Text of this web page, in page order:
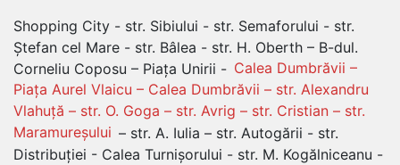
Shopping City - str. Sibiului - str. Semaforului - str.
Ștefan cel Mare - str. Bâlea - str. H. Oberth – B-dul.
Corneliu Coposu – Piața Unirii - Calea Dumbrăvii –
Piața Aurel Vlaicu – Calea Dumbrăvii – str. Alexandru
Vlahuță – str. O. Goga – str. Avrig – str. Cristian – str.
Maramureșului – str. A. Iulia – str. Autogării - str.
Distribuției - Calea Turnișorului - str. M. Kogălniceanu -